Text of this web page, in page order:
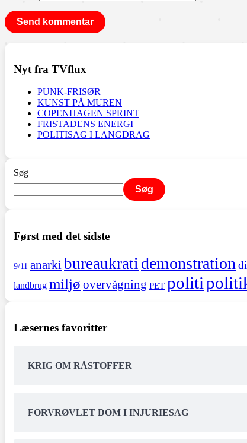
Nyt fra TVflux
PUNK-FRISØR
KUNST PÅ MUREN
COPENHAGEN SPRINT
FRISTADENS ENERGI
POLITISAG I LANGDRAG
Søg
Søg
Først med det sidste
9/11 anarki bureaukrati demonstration
landbrug miljø overvågning PET politi
Læsernes favoritter
KRIG OM RÅSTOFFER
FORVRØVLET DOM I INJURIESAG